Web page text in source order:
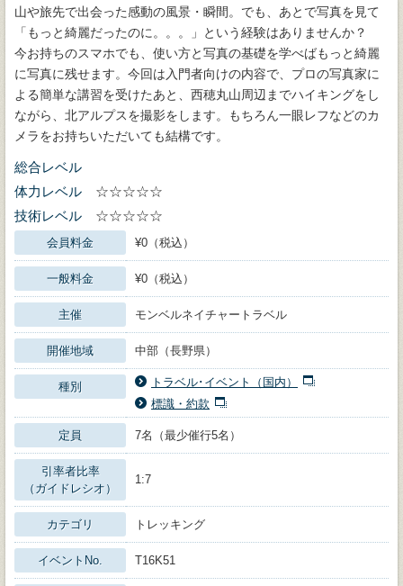
山や旅先で出会った感動の風景・瞬間。でも、あとで写真を見て
「もっと綺麗だったのに。。。」という経験はありませんか？
今お持ちのスマホでも、使い方と写真の基礎を学べばもっと綺麗
に写真に残せます。今回は入門者向けの内容で、プロの写真家に
よる簡単な講習を受けたあと、西穂丸山周辺までハイキングをし
ながら、北アルプスを撮影をします。もちろん一眼レフなどのカ
メラをお持ちいただいても結構です。
総合レベル
体力レベル
☆☆☆☆☆
技術レベル
☆☆☆☆☆
会員料金 ¥0（税込）
一般料金 ¥0（税込）
主催 モンベルネイチャートラベル
開催地域 中部（長野県）
種別
トラベル･イベント（国内）
標識・約款
定員 7名（最少催行5名）
引率者比率
（ガイドレシオ）
1:7
カテゴリ トレッキング
イベントNo. T16K51